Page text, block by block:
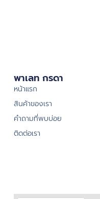
พาเลท กรดา
หน้าแรก
สินค้าของเรา
คำถามที่พบบ่อย
ติดต่อเรา